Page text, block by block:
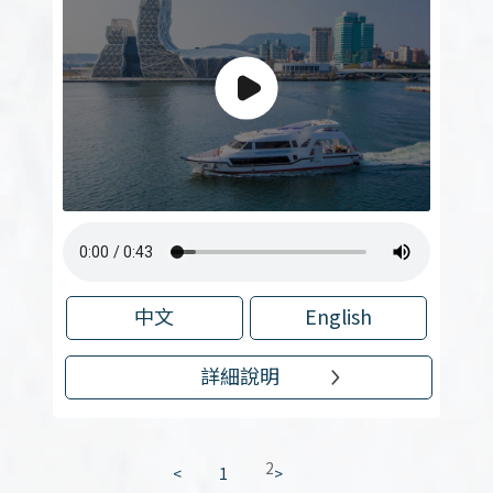
中文 English
詳細說明
< 1 2>